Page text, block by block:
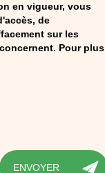
en vigueur, vous
de
sur les
Pour plus